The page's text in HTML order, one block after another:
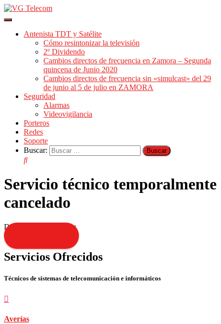
Cambiar
navegación
Antenista TDT y Satélite
Cómo resintonizar la televisión
2º Dividendo
Cambios directos de frecuencia en Zamora – Segunda
quincena de Junio 2020
Cambios directos de frecuencia sin «simulcast» del 29
de junio al 5 de julio en ZAMORA
Seguridad
Alarmas
Videovigilancia
Porteros
Redes
Soporte
Buscar:
Servicio técnico temporalmente
cancelado
Disculpen las molestias
Servicios Ofrecidos
Técnicos de sistemas de telecomunicación e informáticos
Averías